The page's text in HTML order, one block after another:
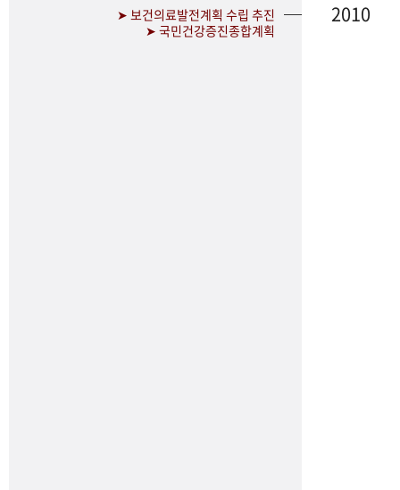
➤ 보건의료발전계획 수립 추진
➤ 국민건강증진종합계획
2010